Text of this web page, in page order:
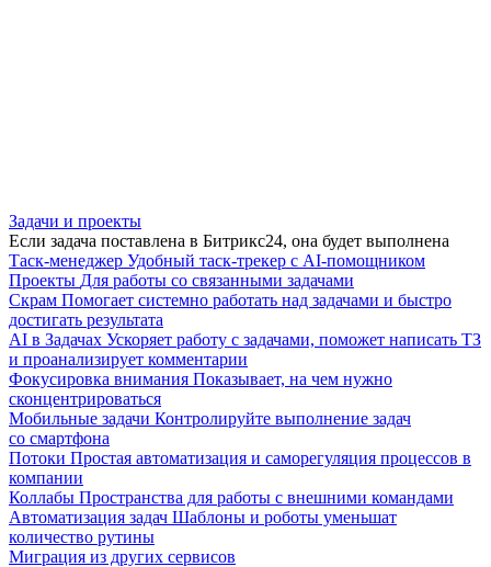
Задачи и проекты
Если задача поставлена в Битрикс24, она будет выполнена
Таск-менеджер Удобный таск-трекер с AI-помощником
Проекты Для работы со связанными задачами
Скрам Помогает системно работать над задачами и быстро
достигать результата
AI в Задачах Ускоряет работу с задачами, поможет написать ТЗ
и проанализирует комментарии
Фокусировка внимания Показывает, на чем нужно
сконцентрироваться
Мобильные задачи Контролируйте выполнение задач
со смартфона
Потоки Простая автоматизация и саморегуляция процессов в
компании
Коллабы Пространства для работы с внешними командами
Автоматизация задач Шаблоны и роботы уменьшат
количество рутины
Миграция из других сервисов